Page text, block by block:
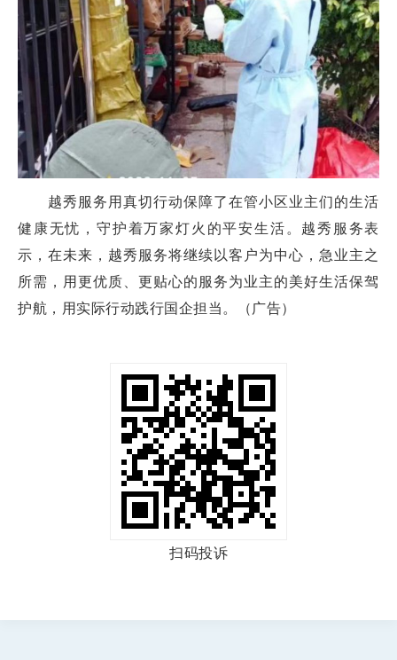
越秀服务用真切行动保障了在管小区业主们的生活
健康无忧，守护着万家灯火的平安生活。越秀服务表
示，在未来，越秀服务将继续以客户为中心，急业主之
所需，用更优质、更贴心的服务为业主的美好生活保驾
护航，用实际行动践行国企担当。（广告）
扫码投诉